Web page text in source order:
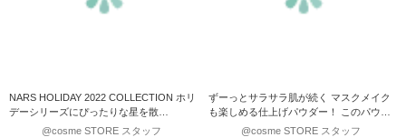
NARS HOLIDAY 2022 COLLECTION ホリ
デーシリーズにぴったりな星を散…
@cosme STORE スタッフ
ずーっとサラサラ肌が続く マスクメイク
も楽しめる仕上げパウダー！ このパウダ
ー本当にすごい…
@cosme STORE スタッフ